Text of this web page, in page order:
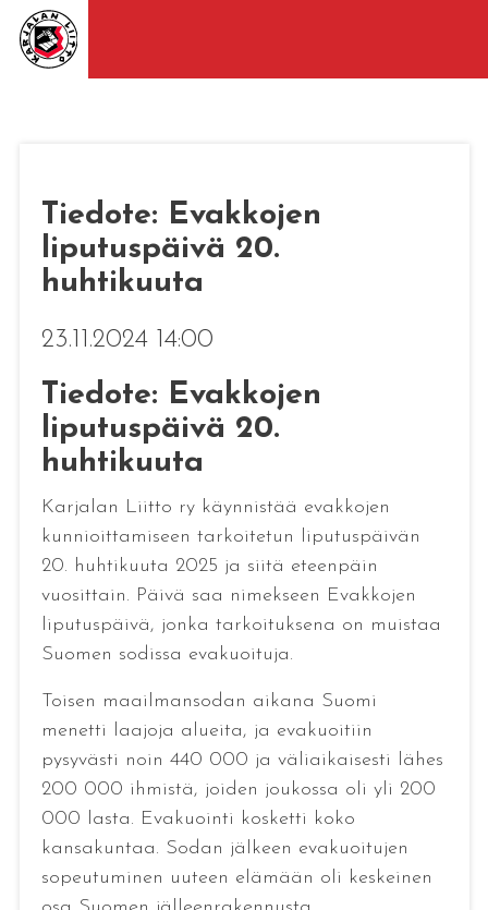
Tiedote: Evakkojen
liputuspäivä 20.
huhtikuuta
23.11.2024 14:00
Tiedote: Evakkojen
liputuspäivä 20.
huhtikuuta
Karjalan Liitto ry käynnistää evakkojen
kunnioittamiseen tarkoitetun liputuspäivän
20. huhtikuuta 2025 ja siitä eteenpäin
vuosittain. Päivä saa nimekseen Evakkojen
liputuspäivä, jonka tarkoituksena on muistaa
Suomen sodissa evakuoituja.
Toisen maailmansodan aikana Suomi
menetti laajoja alueita, ja evakuoitiin
pysyvästi noin 440 000 ja väliaikaisesti lähes
200 000 ihmistä, joiden joukossa oli yli 200
000 lasta. Evakuointi kosketti koko
kansakuntaa. Sodan jälkeen evakuoitujen
sopeutuminen uuteen elämään oli keskeinen